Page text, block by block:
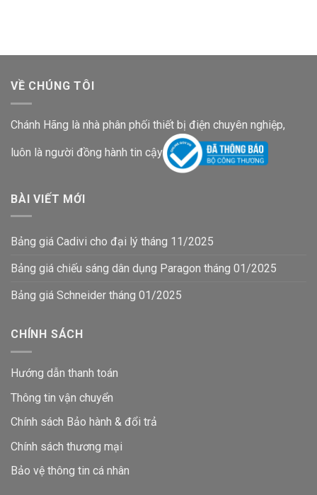
VỀ CHÚNG TÔI
Chánh Hãng là nhà phân phối thiết bị điện chuyên nghiệp,
luôn là người đồng hành tin cậy
BÀI VIẾT MỚI
Bảng giá Cadivi cho đại lý tháng 11/2025
Bảng giá chiếu sáng dân dụng Paragon tháng 01/2025
Bảng giá Schneider tháng 01/2025
CHÍNH SÁCH
Hướng dẫn thanh toán
Thông tin vận chuyển
Chính sách Bảo hành & đổi trả
Chính sách thương mại
Bảo vệ thông tin cá nhân